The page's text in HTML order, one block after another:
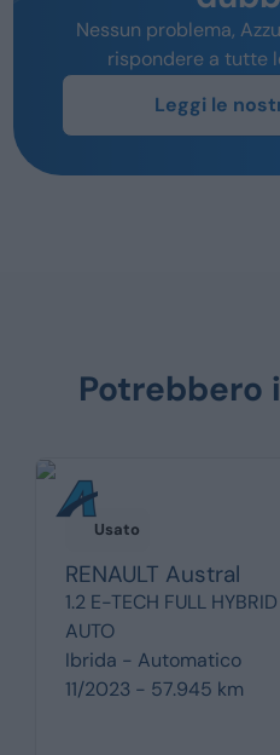
Nessun problema,
rispondere a tutte
Leggi le
Potrebbero
Usato
RENAULT Austral
1.2 E-TECH FULL
AUTO
Ibrida - Automatico
11/2023 - 57.945 km